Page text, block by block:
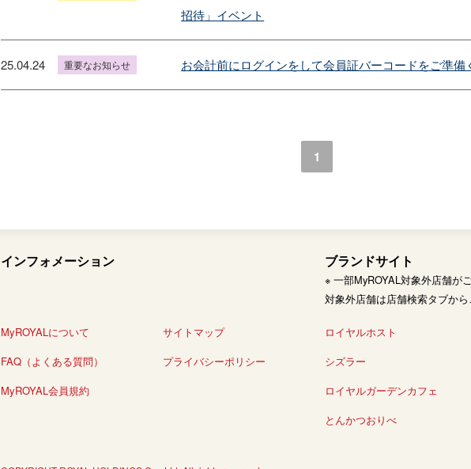
招待」イベント
25.04.24 重要なお知らせ お会計前にログインをして会員証バーコードをご準備
1
インフォメーション
MyROYALについて
サイトマップ
FAQ（よくある質問）
プライバシーポリシー
MyROYAL会員規約
ブランドサイト
※ 一部MyROYAL対象外店舗が
対象外店舗は店舗検索タブから
ロイヤルホスト
シズラー
ロイヤルガーデンカフェ
とんかつおりべ